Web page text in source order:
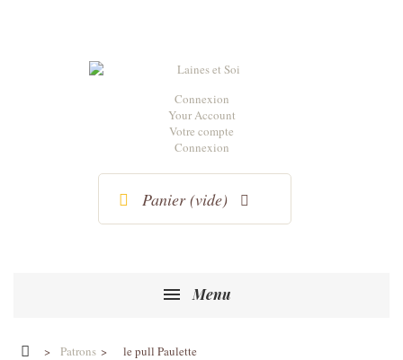
Connexion
Your Account
Votre compte
Connexion
Panier (vide)
Menu
> Patrons > le pull Paulette